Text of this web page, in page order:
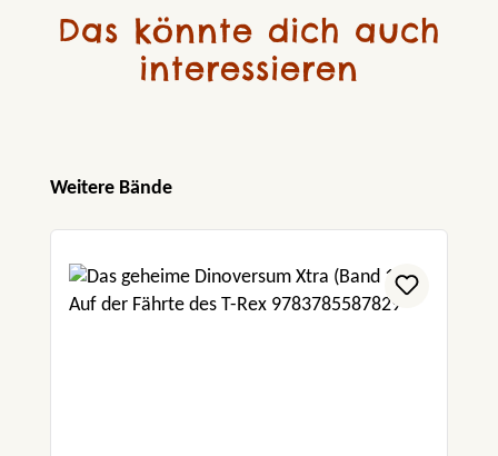
Das könnte dich auch
interessieren
Produktgalerie überspringen
Weitere Bände